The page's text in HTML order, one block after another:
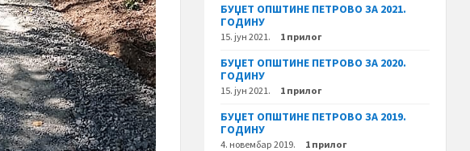
БУЏЕТ ОПШТИНЕ ПЕТРОВО ЗА 2021.
ГОДИНУ
15. јун 2021. 1 прилог
БУЏЕТ ОПШТИНЕ ПЕТРОВО ЗА 2020.
ГОДИНУ
15. јун 2021. 1 прилог
БУЏЕТ ОПШТИНЕ ПЕТРОВО ЗА 2019.
ГОДИНУ
4. новембар 2019. 1 прилог